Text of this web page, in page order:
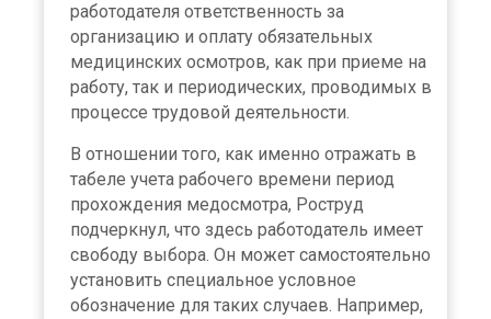
работодателя ответственность за
организацию и оплату обязательных
медицинских осмотров, как при приеме на
работу, так и периодических, проводимых в
процессе трудовой деятельности.
В отношении того, как именно отражать в
табеле учета рабочего времени период
прохождения медосмотра, Роструд
подчеркнул, что здесь работодатель имеет
свободу выбора. Он может самостоятельно
установить специальное условное
обозначение для таких случаев. Например,